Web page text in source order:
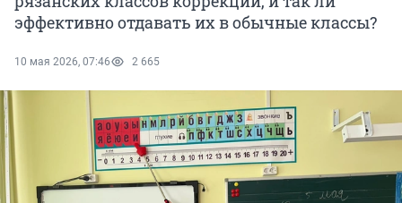
эффективно отдавать их в обычные классы?
10 мая 2026, 07:46 2 665